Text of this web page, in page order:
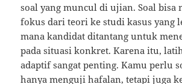
soal yang muncul di ujian. Soal bisa
fokus dari teori ke studi kasus yang
mana kandidat ditantang untuk
pada situasi konkret. Karena itu,
adaptif sangat penting. Kamu perlu
hanya menguji hafalan, tetapi juga